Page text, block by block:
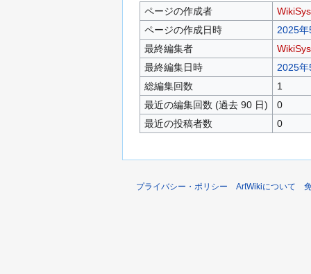
ページの作成者
ページの作成日時
2025
最終編集者
最終編集日時
2025
総編集回数
1
最近の編集回数 (過去 90 日)
0
最近の投稿者数
0
プライバシー・ポリシー ArtWikiについて